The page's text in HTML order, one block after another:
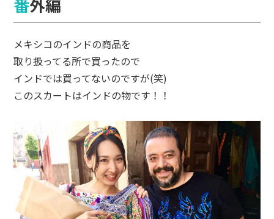
番外編
メキシコのインドの商品を
取り扱ってる所で買ったので
インドでは買ってないのですが(笑)
このスカートはインドの物です！！